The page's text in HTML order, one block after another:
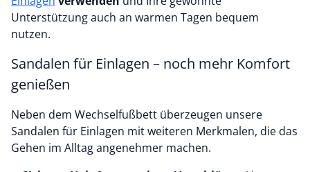
Unterstützung auch an warmen Tagen bequem
nutzen.
Sandalen für Einlagen – noch mehr Komfort
genießen
Neben dem Wechselfußbett überzeugen unsere
Sandalen für Einlagen mit weiteren Merkmalen, die das
Gehen im Alltag angenehmer machen.